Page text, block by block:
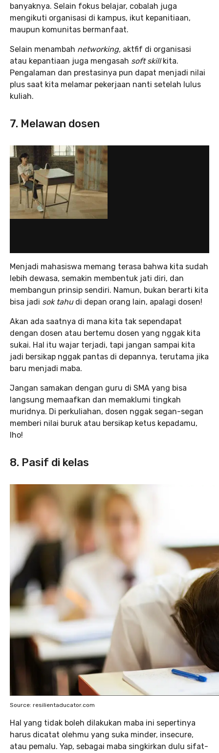
banyaknya. Selain fokus belajar, cobalah juga
mengikuti organisasi di kampus, ikut kepanitiaan,
maupun komunitas bermanfaat.
Selain menambah networking, aktfif di organisasi
atau kepantiaan juga mengasah soft skillkita.
Pengalaman dan prestasinya pun dapat menjadi nilai
plus saat kita melamar pekerjaan nanti setelah lulus
kuliah.
7. Melawan dosen
Menjadi mahasiswa memang terasa bahwa kita sudah
lebih dewasa, semakin membentuk jati diri, dan
membangun prinsip sendiri. Namun, bukan berarti kita
bisa jadi sok tahudi depan orang lain, apalagi dosen!
Akan ada saatnya di mana kita tak sependapat
dengan dosen atau bertemu dosen yang nggak kita
sukai. Hal itu wajar terjadi, tapi jangan sampai kita
jadi bersikap nggak pantas di depannya, terutama jika
baru menjadi maba.
Jangan samakan dengan guru di SMA yang bisa
langsung memaafkan dan memaklumi tingkah
muridnya. Di perkuliahan, dosen nggak segan-segan
memberi nilai buruk atau bersikap ketus kepadamu,
lho!
8. Pasif di kelas
Source: resilientaducator.com
Hal yang tidak boleh dilakukan maba ini sepertinya
harus dicatat olehmu yang suka minder, insecure,
atau pemalu. Yap, sebagai maba singkirkan dulu sifat-